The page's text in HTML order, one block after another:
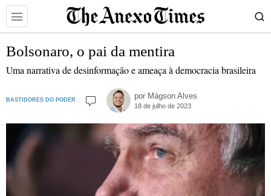
Bolsonaro, o pai da mentira
Uma narrativa de desinformação e ameaça à democracia brasileira
BASTIDORES DO PODER por Mágson Alves
18 de julho de 2023